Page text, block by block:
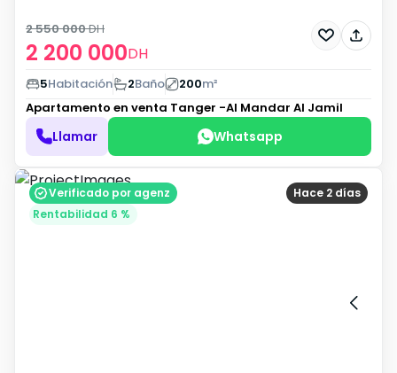
2 200 000DH
2 550 000DH
5Habitación 2Baño 200m²
Apartamento en venta Tanger -Al Mandar Al Jamil
Llamar Whatsapp
Hace 2 días
Verificado por agenz
Rentabilidad 6 %